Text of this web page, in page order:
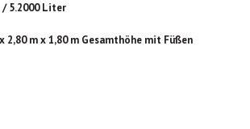
/ 5.2000 Liter
2,80 m x 1,80 m Gesamthöhe mit Füßen